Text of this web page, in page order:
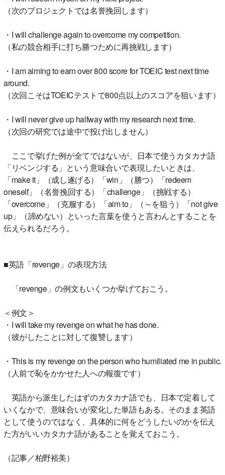
（次のプロジェクトでは名誉挽回します）
・I will challenge again to overcome my competition.
（私の競合相手に打ち勝つために再挑戦します）
・I am aiming to earn over 800 score for TOEIC test next time
around.
（次回こそはTOEICテストで800点以上のスコアを狙います）
・I will never give up halfway with my research next time.
（次回の研究では途中で投げ出しません）
ここで挙げた例が全てではないが、日本で使うカタカナ語
「リベンジする」という意味合いで表現したいときは、
「make it」（成し遂げる）「win」（勝つ）「redeem
oneself」（名誉挽回する）「challenge」（挑戦する）
「overcome」（克服する）「aim to」（～を狙う）「not give
up」（諦めない）といった言葉を使うと言わんとすることを
伝えられるだろう。
■英語「revenge」の表現方法
「revenge」の例文もいくつか挙げておこう。
＜例文＞
・I will take my revenge on what he has done.
（彼がしたことに対して復讐します）
・This is my revenge on the person who humiliated me in public.
（人前で恥をかかせた人への報復です）
英語から派生したはずのカタカナ語でも、日本で定着して
いくなかで、意味合いが変化した単語もある。そのまま英語
として使うのではなく、具体的に何をどうしたいのかを伝え
た方がいいカタカナ語があることを覚えておこう。
（記事／柏野裕美）